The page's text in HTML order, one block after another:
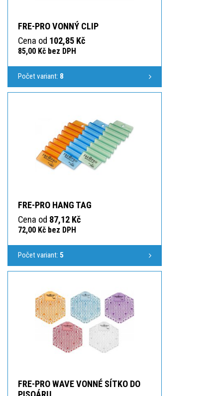
FRE-PRO VONNÝ CLIP
Cena od 102,85 Kč
85,00 Kč bez DPH
Počet variant: 8
FRE-PRO HANG TAG
Cena od 87,12 Kč
72,00 Kč bez DPH
Počet variant: 5
FRE-PRO WAVE VONNÉ SÍTKO DO